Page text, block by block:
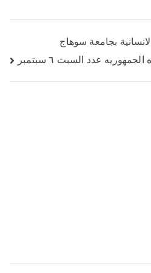
بجامعة سوهاج
عدد السبت ٦ سبتمبر